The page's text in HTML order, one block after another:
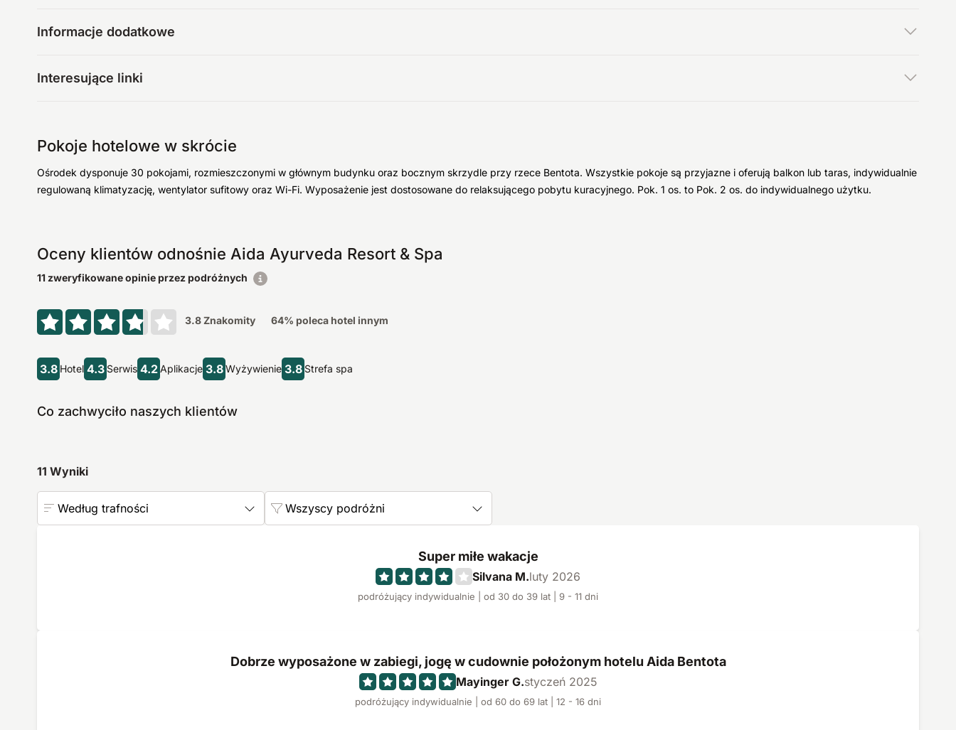
Informacje dodatkowe
Interesujące linki
Pokoje hotelowe w skrócie
Ośrodek dysponuje 30 pokojami, rozmieszczonymi w głównym budynku oraz bocznym skrzydle przy rzece Bentota. Wszystkie pokoje są przyjazne i oferują balkon lub taras, indywidualnie
regulowaną klimatyzację, wentylator sufitowy oraz Wi-Fi. Wyposażenie jest dostosowane do relaksującego pobytu kuracyjnego. Pok. 1 os. to Pok. 2 os. do indywidualnego użytku.
Oceny klientów odnośnie Aida Ayurveda Resort & Spa
11 zweryfikowane opinie przez podróżnych
3.8Znakomity 64% poleca hotel innym
3.8 Hotel 4.3 Serwis 4.2 Aplikacje 3.8 Wyżywienie 3.8 Strefa spa
Co zachwyciło naszych klientów
11 Wyniki
Według trafności Wszyscy podróżni
Super miłe wakacje
Silvana M.luty 2026
podróżujący indywidualnie | od 30 do 39 lat | 9 - 11 dni
Dobrze wyposażone w zabiegi, jogę w cudownie położonym hotelu Aida Bentota
Mayinger G.styczeń 2025
podróżujący indywidualnie | od 60 do 69 lat | 12 - 16 dni